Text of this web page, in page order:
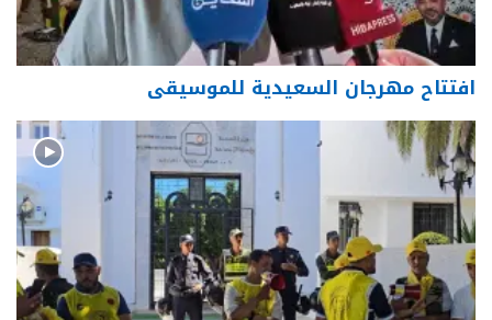
افتتاح مهرجان السعيدية للموسيقى